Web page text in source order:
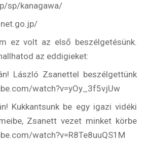
Rólunk
sp/kanagawa/
ez volt az első beszélgetésünk.
az eddigieket:
László Zsanettel beszélgettünk
watch?v=yOy_3f5vjUw
Kukkantsunk be egy igazi vidéki
Zsanett vezet minket körbe
watch?v=R8Te8uuQS1M